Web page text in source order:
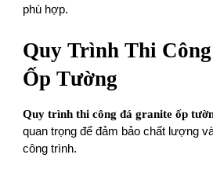
phù hợp.
Quy Trình Thi
Ốp Tường
Quy trình thi công đá granite ốp
quan trọng để đảm bảo chất lượng
công trình.